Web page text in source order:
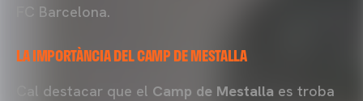
FC Barcelona.
LA IMPORTÀNCIA DEL CAMP DE MESTALLA
Cal destacar que el Camp de Mestalla es troba